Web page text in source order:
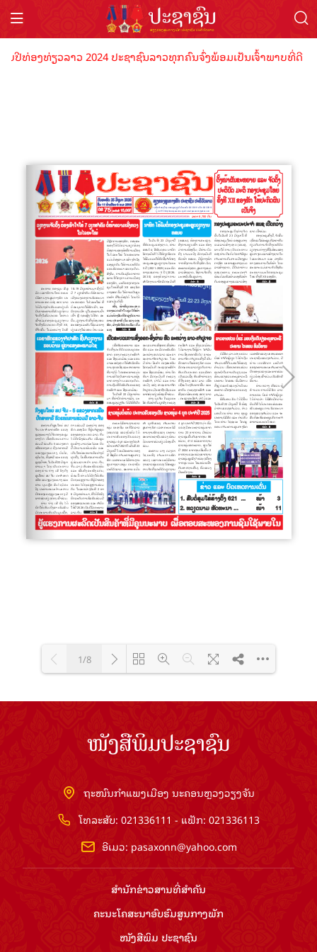
ປີທ່ອງທ່ຽວລາວ 2024 ປະຊາຊົນລາວທຸກຄົນຈົ່ງພ້ອມເປັນເຈົ້າພາບທີ່ດີ
Loading PDF 100% ...
1/8
ໜັງສືພິມປະຊາຊົນ
ຖະໜົນກຳແພງເມືອງ ນະຄອນຫຼວງວຽງຈັນ
ໂທລະສັບ: 021336111 - ແຟັກ: 021336113
ອີເມວ: pasaxonn@yahoo.com
ສຳ​ນັກ​ຂ່າວ​ສານ​ທີ່​ສຳ​ຄັນ​
ຄະນະໂຄສະນາອົບຮົມ​ສູນ​ກາງ​ພັກ
ໜັງສືພິມ ປະ​ຊາ​ຊົນ